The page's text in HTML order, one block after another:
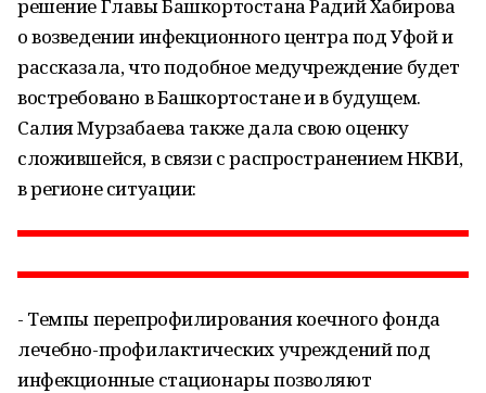
решение Главы Башкортостана Радий Хабирова
о возведении инфекционного центра под Уфой и
рассказала, что подобное медучреждение будет
востребовано в Башкортостане и в будущем.
Салия Мурзабаева также дала свою оценку
сложившейся, в связи с распространением НКВИ,
в регионе ситуации:
- Темпы перепрофилирования коечного фонда
лечебно-профилактических учреждений под
инфекционные стационары позволяют